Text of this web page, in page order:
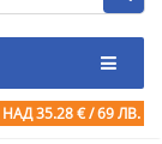
НАД 35.28 € / 69 ЛВ.